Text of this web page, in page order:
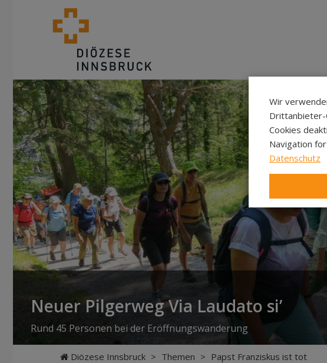
Neuer Pilgerweg Via Laudato si’
Rund 45 Personen bei der Eröffnungswanderung
Diözese Innsbruck > Themen > Papst Franziskus ist tot
Wir
Drittanbieter-
Cookies
Navigation
Datenschutz